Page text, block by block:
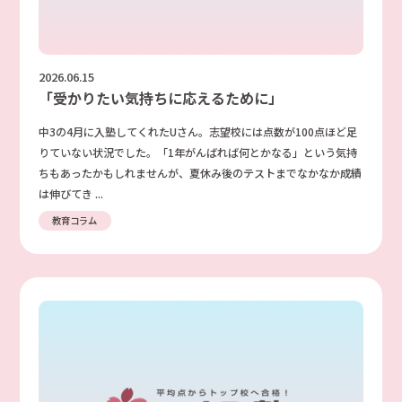
2026.06.15
「受かりたい気持ちに応えるために」
中3の4月に入塾してくれたUさん。志望校には点数が100点ほど足
りていない状況でした。「1年がんばれば何とかなる」という気持
ちもあったかもしれませんが、夏休み後のテストまでなかなか成績
は伸びてき ...
教育コラム